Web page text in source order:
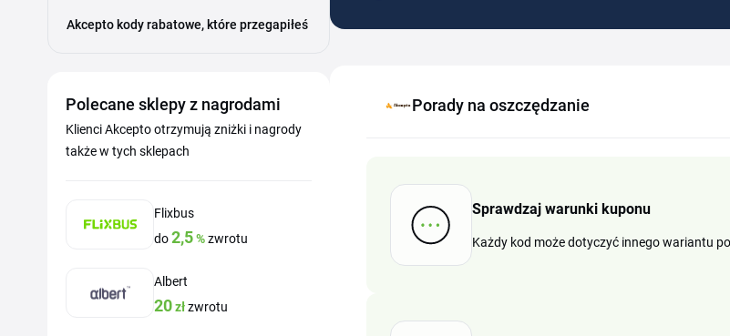
Akcepto kody rabatowe, które przegapiłeś
Polecane sklepy z nagrodami
Klienci Akcepto otrzymują zniżki i nagrody
także w tych sklepach
Flixbus
do2,5%zwrotu
Albert
20złzwrotu
Porady na oszczędzanie
Sprawdzaj warunki kuponu
Każdy kod może dotyczyć innego wariantu